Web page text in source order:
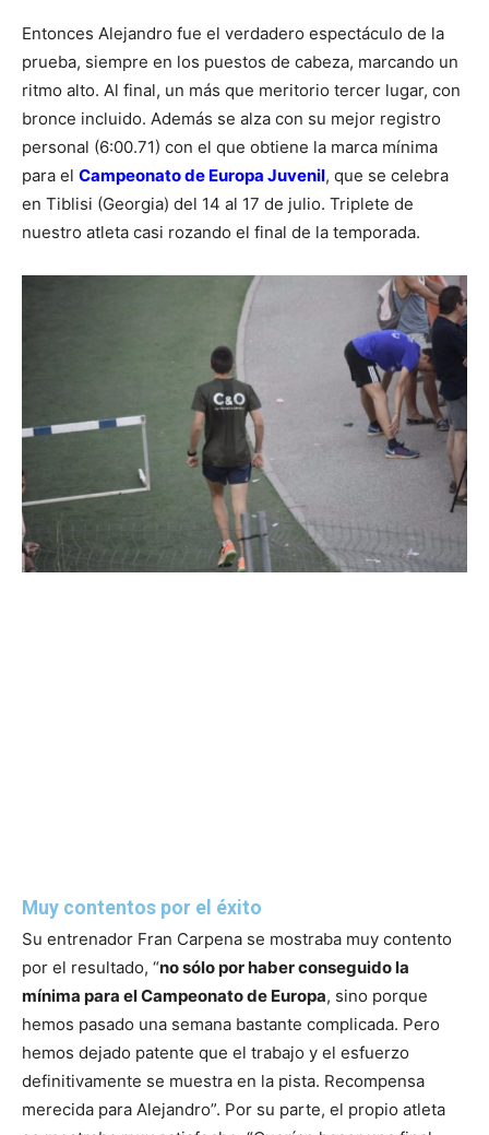
Entonces Alejandro fue el verdadero espectáculo de la
prueba, siempre en los puestos de cabeza, marcando un
ritmo alto. Al final, un más que meritorio tercer lugar, con
bronce incluido. Además se alza con su mejor registro
personal (6:00.71) con el que obtiene la marca mínima
para el Campeonato de Europa Juvenil, que se celebra
en Tiblisi (Georgia) del 14 al 17 de julio. Triplete de
nuestro atleta casi rozando el final de la temporada.
Muy contentos por el éxito
Su entrenador Fran Carpena se mostraba muy contento
por el resultado, “no sólo por haber conseguido la
mínima para el Campeonato de Europa, sino porque
hemos pasado una semana bastante complicada. Pero
hemos dejado patente que el trabajo y el esfuerzo
definitivamente se muestra en la pista. Recompensa
merecida para Alejandro”. Por su parte, el propio atleta